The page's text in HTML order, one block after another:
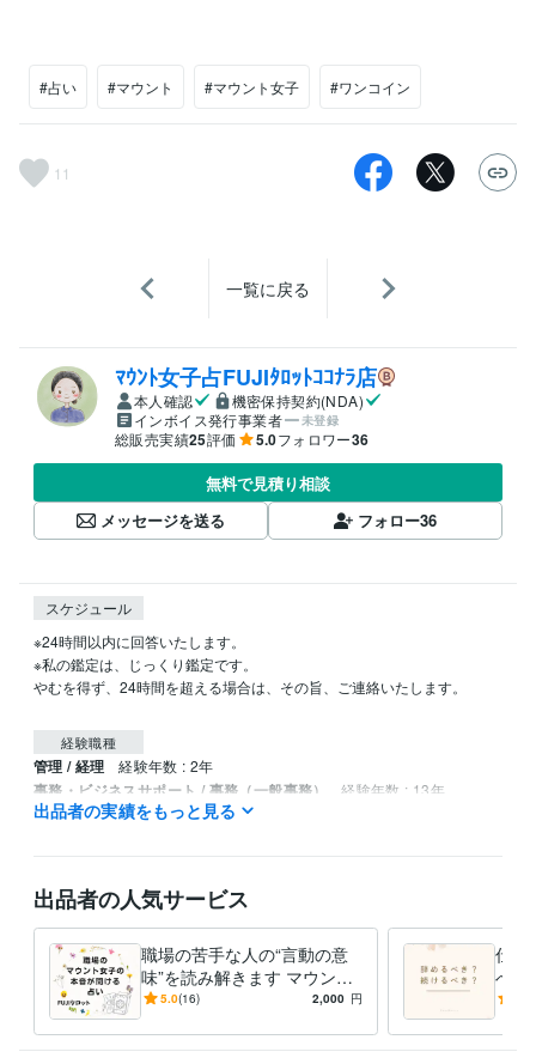
#占い #マウント #マウント女子 #ワンコイン
11
一覧に戻る
ﾏｳﾝﾄ女子占FUJIﾀﾛｯﾄｺｺﾅﾗ店
本人確認
機密保持契約(NDA)
インボイス発行事業者
未登録
総販売実績25評価 5.0フォロワー36
無料で見積り相談
メッセージを送る
フォロー36
スケジュール
※24時間以内に回答いたします。
※私の鑑定は、じっくり鑑定です。
やむを得ず、24時間を超える場合は、その旨、ご連絡いたします。
経験職種
管理 / 経理 経験年数 : 2年
事務・ビジネスサポート / 事務（一般事務） 経験年数 : 13年
ライフスタイル・その他 / 占い師
ライフスタイル・その他 / その他
経験年数 : 4年
受賞歴
ココナラ　ブロンズランク
資格・検定
上級心理カウンセラー 取得年 : 2022年
メンタル心理カウンセラー
出品者の実績をもっと見る
出品者の人気サービス
職場の苦手な人の“言動の意
味”を読み解きます マウント
傾向・具体的な対応/対策ま
5.0(16) 2,000 円
仕事
べき
間関